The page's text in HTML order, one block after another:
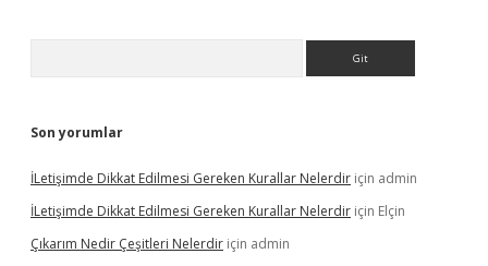
Son yorumlar
İLetişimde Dikkat Edilmesi Gereken Kurallar Nelerdir için admin
İLetişimde Dikkat Edilmesi Gereken Kurallar Nelerdir için Elçin
Çıkarım Nedir Çeşitleri Nelerdir için admin